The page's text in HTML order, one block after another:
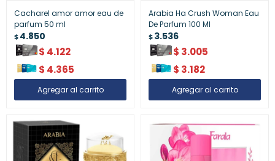
Cacharel amor amor eau de
parfum 50 ml
$4.850
$ 4.122
$ 4.365
Arabia Ha Crush Woman Eau
De Parfum 100 Ml
$3.536
$ 3.005
$ 3.182